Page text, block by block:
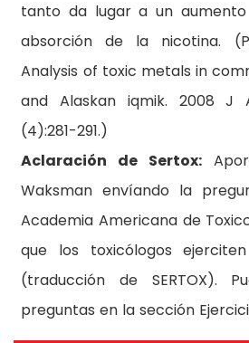
tanto da lugar a un
absorción de la nicotina.
Analysis of toxic metals in
and Alaskan iqmik. 2008 J
(4):281-291.)
Aclaración de Sertox:
Waksman envíando la
Academia Americana de
que los toxicólogos
(traducción de SERTOX).
preguntas en la sección